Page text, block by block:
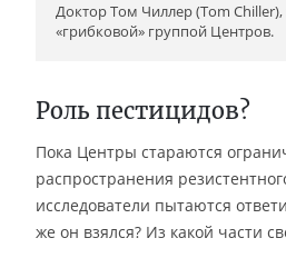
Доктор Том Чиллер (Tom
«грибковой» группой Центров.
Роль пестицидов?
Пока Центры стараются
распространения
исследователи пытаются
же он взялся? Из какой части